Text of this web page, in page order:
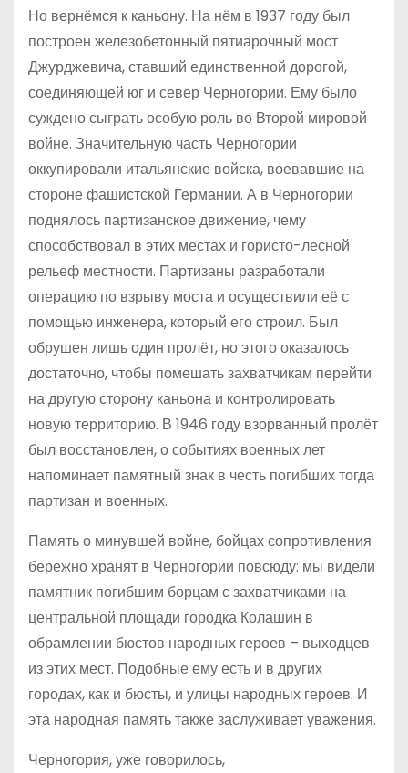
Но вернёмся к каньону. На нём в 1937 году был
построен железобетонный пяти­арочный мост
Джурджевича, ставший единственной дорогой,
соединяющей юг и север Черногории. Ему было
суждено сыграть особую роль во Второй мировой
войне. Значительную часть Черногории
оккупировали итальянские войска, воевавшие на
стороне фашистской Германии. А в Черногории
поднялось партизанское движение, чему
способствовал в этих местах и гористо-лесной
рельеф местности. Партизаны разработали
операцию по взрыву моста и осуществили её с
помощью инженера, который его строил. Был
обрушен лишь один пролёт, но этого оказалось
достаточно, чтобы помешать захватчикам перейти
на другую сторону каньона и контролировать
новую территорию. В 1946 году взорванный пролёт
был восстановлен, о событиях военных лет
напоминает памятный знак в честь погибших тогда
партизан и военных.
Память о минувшей войне, бойцах сопротивления
бережно хранят в Черногории повсюду: мы видели
памятник погибшим борцам с захватчиками на
центральной площади городка Колашин в
обрамлении бюстов народных героев – выходцев
из этих мест. Подобные ему есть и в других
городах, как и бюсты, и улицы народных героев. И
эта народная память также заслуживает уважения.
Черногория, уже говорилось,